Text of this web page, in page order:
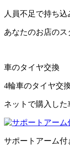
人員不足で持ち
あなたのお店のス
車のタイヤ交換
4輪車のタイヤ交
ネットで購入した
サポートアーム